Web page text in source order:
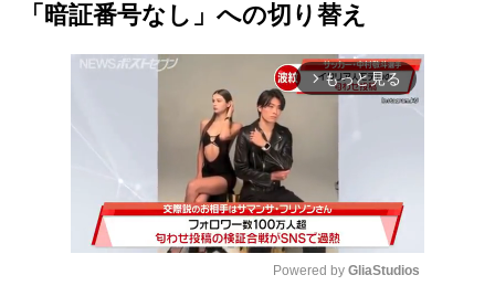
「暗証番号なし」への切り替え
arrow_forward_ios もっと見る
Powered by GliaStudios